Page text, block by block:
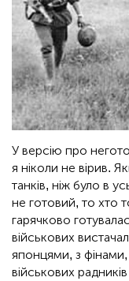
У версію про
я ніколи не вірив.
танків, ніж було в
не готовий, то хто
гарячково
військових
японцями, з
військових